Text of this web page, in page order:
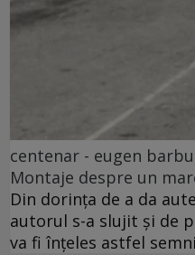
centenar - eugen barbu
Montaje despre un
Din dorința de a da
autorul s-a slujit și de
va fi înțeles astfel